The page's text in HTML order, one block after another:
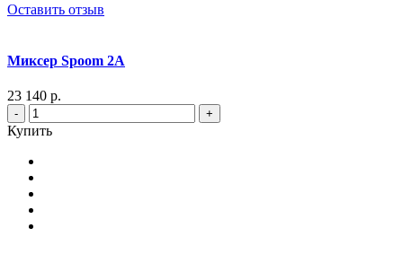
Оставить отзыв
Миксер Spoom 2A
23 140 р.
- +
Купить